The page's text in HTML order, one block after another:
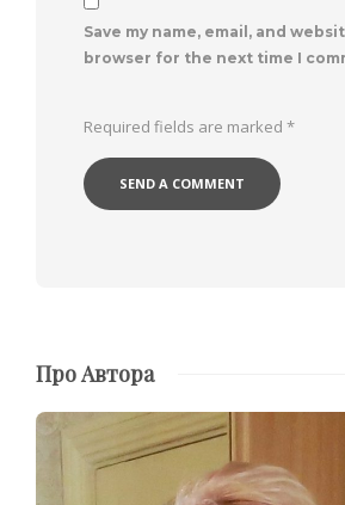
Save my name, email, and
browser for the next time I
Required fields are marked *
Про Автора